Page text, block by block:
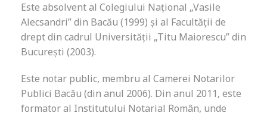
Este absolvent al Colegiului Naţional „Vasile
Alecsandri” din Bacău (1999) şi al Facultăţii de
drept din cadrul Universităţii „Titu Maiorescu” din
Bucureşti (2003).
Este notar public, membru al Camerei Notarilor
Publici Bacău (din anul 2006). Din anul 2011, este
formator al Institutului Notarial Român, unde